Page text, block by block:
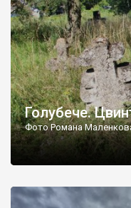
різноманітних форм
Голубече.
Фото Романа